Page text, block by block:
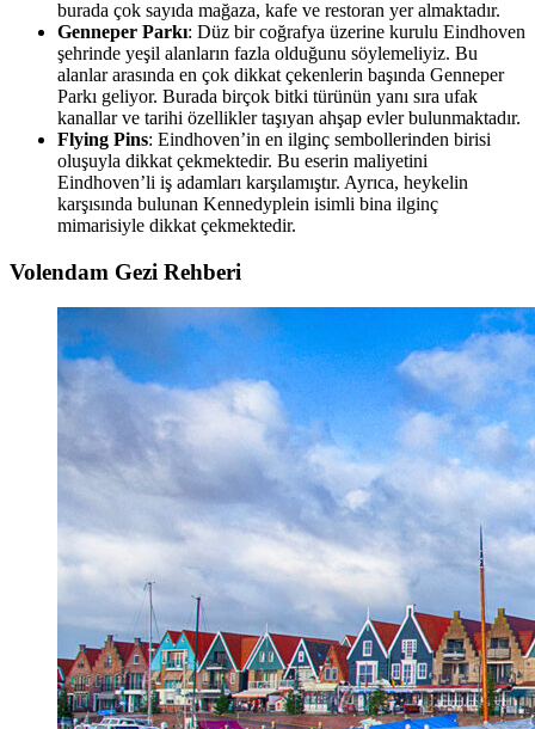
burada çok sayıda mağaza, kafe ve restoran yer almaktadır.
Genneper Parkı: Düz bir coğrafya üzerine kurulu Eindhoven
şehrinde yeşil alanların fazla olduğunu söylemeliyiz. Bu
alanlar arasında en çok dikkat çekenlerin başında Genneper
Parkı geliyor. Burada birçok bitki türünün yanı sıra ufak
kanallar ve tarihi özellikler taşıyan ahşap evler bulunmaktadır.
Flying Pins: Eindhoven’in en ilginç sembollerinden birisi
oluşuyla dikkat çekmektedir. Bu eserin maliyetini
Eindhoven’li iş adamları karşılamıştır. Ayrıca, heykelin
karşısında bulunan Kennedyplein isimli bina ilginç
mimarisiyle dikkat çekmektedir.
Volendam Gezi Rehberi